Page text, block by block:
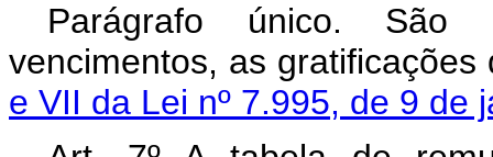
Parágrafo único. São
vencimentos, as
e VII da Lei nº 7.995, de 9 de